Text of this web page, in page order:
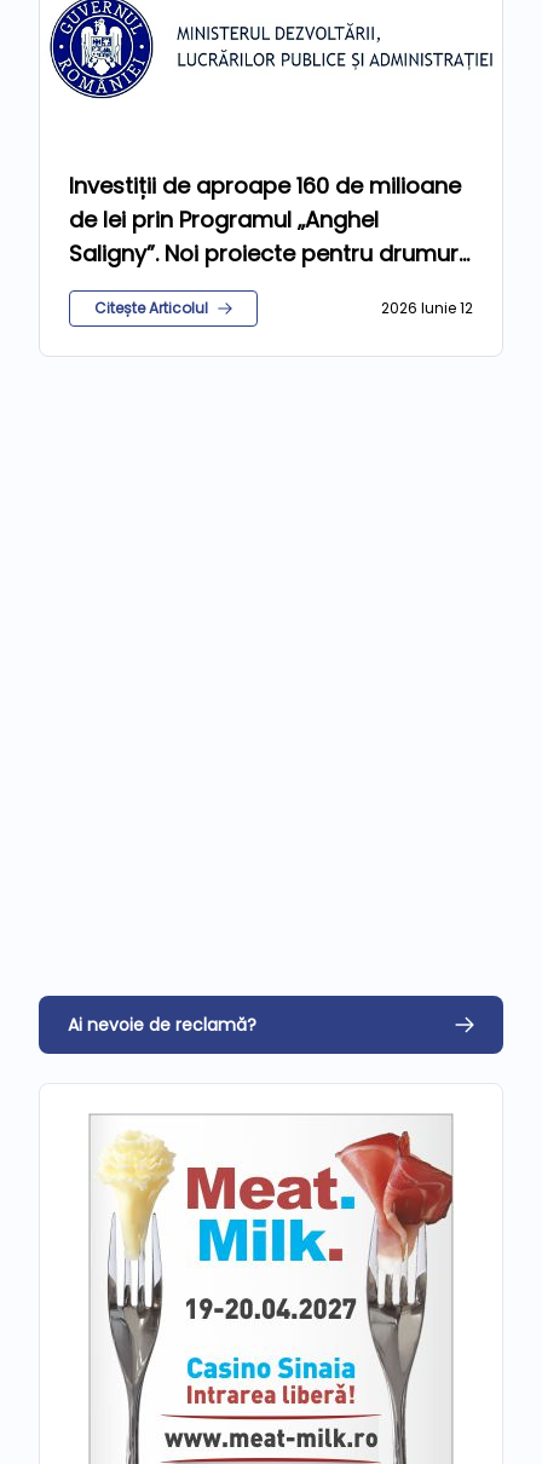
Investiții de aproape 160 de milioane
de lei prin Programul „Anghel
Saligny”. Noi proiecte pentru drumuri,
apă, canalizare și gaze
Citește Articolul 2026 Iunie 12
Ai nevoie de reclamă?